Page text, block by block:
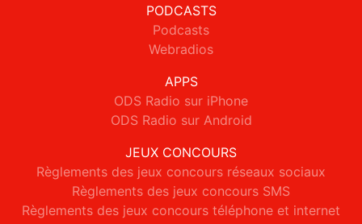
PODCASTS
Podcasts
Webradios
APPS
ODS Radio sur iPhone
ODS Radio sur Android
JEUX CONCOURS
Règlements des jeux concours réseaux sociaux
Règlements des jeux concours SMS
Règlements des jeux concours téléphone et internet